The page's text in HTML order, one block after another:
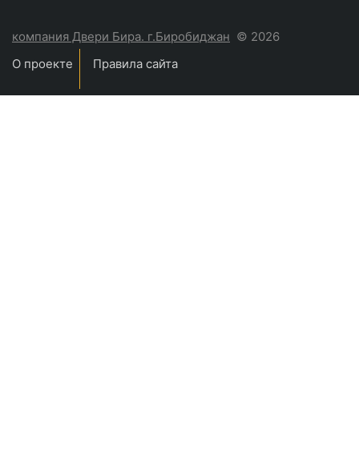
компания Двери Бира. г.Биробиджан © 2026
О проекте
Правила сайта